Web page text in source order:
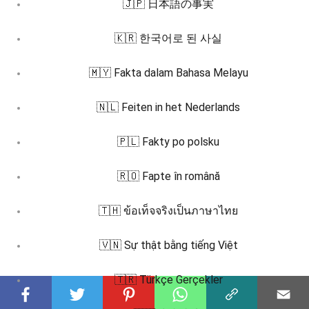
🇯🇵 日本語の事実
🇰🇷 한국어로 된 사실
🇲🇾 Fakta dalam Bahasa Melayu
🇳🇱 Feiten in het Nederlands
🇵🇱 Fakty po polsku
🇷🇴 Fapte în română
🇹🇭 ข้อเท็จจริงเป็นภาษาไทย
🇻🇳 Sự thật bằng tiếng Việt
🇹🇷 Türkçe Gerçekler